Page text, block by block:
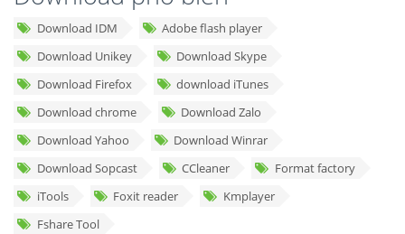
Download IDM
Adobe flash player
Download Unikey
Download Skype
Download Firefox
download iTunes
Download chrome
Download Zalo
Download Yahoo
Download Winrar
Download Sopcast
CCleaner
Format factory
iTools
Foxit reader
Kmplayer
Fshare Tool